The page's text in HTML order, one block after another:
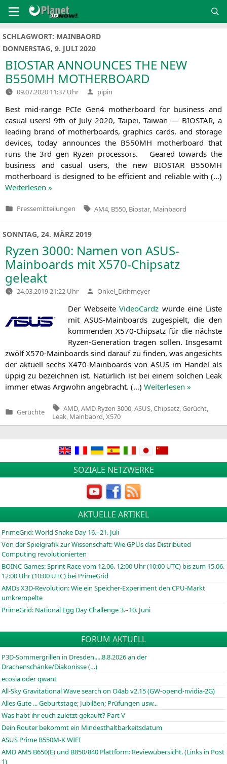
Inhalt
springen
SCHLAGWORT: MAINBAORD
DONNERSTAG, 9. JULI 2020
BIOSTARANNOUNCES THE NEW
B550MH MOTHERBOARD
09.07.2020 11:37 Uhr Verfasst
von
pipin
Best mid-ran­­ge PCIe Gen4 mother­board for busi­ness and
casu­al users! 9th of July 2020, Tai­pei, Tai­wan — BIOSTAR, a
lea­ding brand of mother­boards, gra­phics cards, and sto­rage
devices, today announ­ces the B550MH mother­board that
runs the 3rd gen Ryzen pro­ces­sors. Geared towards the
busi­ness and casu­al users, the new BIOSTAR
B550MH
mother­board is desi­gned to be effi­ci­ent and relia­ble with (…)
Wei­ter­le­sen »
Veröffentlicht
Pressemitteilungen Tags:
AM4 B550 Biostar Mainbaord
SONNTAG, 24. MÄRZ 2019
Ryzen 3000: Namen von ASUS-
Mainboards mit X570-Chipsatz
geleakt
24.03.2019 21:22 Uhr Verfasst
von
Onkel_Dithmeyer
Der Web­sei­teVideo­Cardz wur­de eine Lis­te
mit ASUS-Main­boards zuge­spielt, die den
kom­men­den X570-Chip­satz für die nächs­te
Ryzen-Gene­ra­ti­on tra­gen sol­len. Ins­ge­samt
zwölf X570-Main­boards sind dar­auf zu fin­den, was ange­sichts
der aktu­ell sechs X470-Main­boards von ASUS im Han­del als
üppig zu bezeich­nen ist. Natür­lich ist bei einem sol­chen Leak
immer etwas Arg­wohn ange­bracht. (…) Wei­ter­le­sen »
Veröffentlicht
Gerüchte
Tags:
AMD AMD Ryzen 3000 ASUS Chipsatz Gerücht
Leak, Mainbaord X570
SOZIALE NETZWERKE
AKTUELLE ARTIKEL
PrimeGrid: World Snake Day 16.–21. Juli
Von der Spielgrafik zur Wissenschaft: Wie GPUs das Distributed
Computing revolutionierten
BOINCGames: Sprint Race vom 12.06. 12:00 Uhr (10:00 UTC) bis zum 15.06.
12:00 Uhr (10:00 UTC) bei PrimeGrid
AMDs X3D-Revolution: Wie ein Speicher-Experiment den CPU-Markt
umkrempelte
PrimeGrid: National Egg Day Challenge 3.–10. Juni
FORUM AKTUELL
P3D-Sommergrillen in Dresden.....8.8.2026 an der
Drachenschänke/Diakonisse (…)
ecosia oder qwant
All-Sky Gravitational Wave search on O4ab v2.15 (GW-opencl-nvidia-2G)
Alles Gute ... Geburtstage; Jubiläen; Prüfungen usw...
Was habt ihr euch zuletzt gekauft? Part V
Dein Router bekommt ein Mindesthaltbarkeitsdatum
ASUS Prime B550M-K WIFI
AMD AM5 B650(E) und B850/840 Plattform: Reviewübersicht. (Links in Post
1)